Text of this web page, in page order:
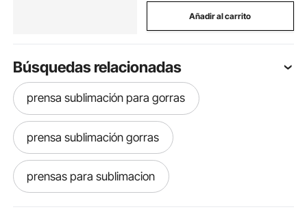
Añadir al carrito
Búsquedas relacionadas
prensa sublimación para gorras
prensa sublimación gorras
prensas para sublimacion